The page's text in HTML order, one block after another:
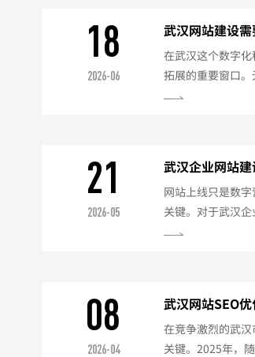
业展示型网站：
18
2026-06
武汉网站建设
在武汉这个数字
拓展的重要窗口
整资料，不仅能提
验单法人现场拍
21
2026-05
武汉企业网站
网站上线只是数
关键。对于武汉
能保障网站安全，
月）安全防护安
08
2026-04
武汉网站SEO
在竞争激烈的武
关键。2025年，